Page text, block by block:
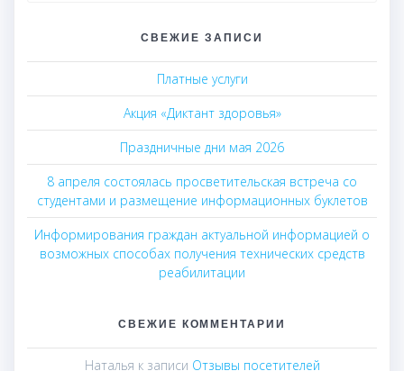
СВЕЖИЕ ЗАПИСИ
Платные услуги
Акция «Диктант здоровья»
Праздничные дни мая 2026
8 апреля состоялась просветительская встреча со
студентами и размещение информационных буклетов
Информирования граждан актуальной информацией о
возможных способах получения технических средств
реабилитации
СВЕЖИЕ КОММЕНТАРИИ
Наталья к записи Отзывы посетителей